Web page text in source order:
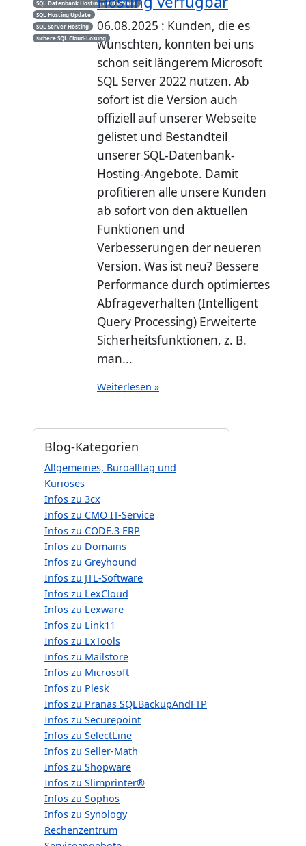
SQL Datenbank Hosting Deutschland
SQL Hosting Update
SQL Server Hosting
sichere SQL Cloud-Lösung
06.08.2025 : Kunden, die es
wünschten, konnten bei uns
schon seit längerem Microsoft
SQL Server 2022 nutzen. Ab
sofort ist die Version auch
offiziell auf unserer Webseite
gelistet und Bestandteil
unserer SQL-Datenbank-
Hosting-Angebote. Damit
profitieren alle unsere Kunden
ab sofort von den aktuellen
Funktionen und
Verbesserungen der neueren
Version. Was ist neu? Bessere
Performance durch optimiertes
Abfrageverhalten (Intelligent
Query Processing) Erweiterte
Sicherheitsfunktionen, z. B.
man...
Weiterlesen »
Blog-Kategorien
Allgemeines, Büroalltag und
Kurioses
Infos zu 3cx
Infos zu CMO IT-Service
Infos zu CODE.3 ERP
Infos zu Domains
Infos zu Greyhound
Infos zu JTL-Software
Infos zu LexCloud
Infos zu Lexware
Infos zu Link11
Infos zu LxTools
Infos zu Mailstore
Infos zu Microsoft
Infos zu Plesk
Infos zu Pranas SQLBackupAndFTP
Infos zu Securepoint
Infos zu SelectLine
Infos zu Seller-Math
Infos zu Shopware
Infos zu Slimprinter®
Infos zu Sophos
Infos zu Synology
Rechenzentrum